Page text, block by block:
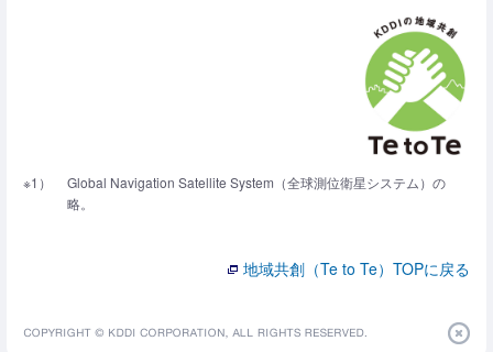
※1）
Global Navigation Satellite System（全球測位衛星システム）の
略。
地域共創（Te to Te）TOPに戻る